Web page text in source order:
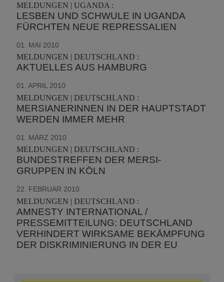
MELDUNGEN | UGANDA :
LESBEN UND SCHWULE IN UGANDA
FÜRCHTEN NEUE REPRESSALIEN
01. MAI 2010
MELDUNGEN | DEUTSCHLAND :
AKTUELLES AUS HAMBURG
01. APRIL 2010
MELDUNGEN | DEUTSCHLAND :
MERSIANERINNEN IN DER HAUPTSTADT
WERDEN IMMER MEHR
01. MÄRZ 2010
MELDUNGEN | DEUTSCHLAND :
BUNDESTREFFEN DER MERSI-
GRUPPEN IN KÖLN
22. FEBRUAR 2010
MELDUNGEN | DEUTSCHLAND :
AMNESTY INTERNATIONAL /
PRESSEMITTEILUNG: DEUTSCHLAND
VERHINDERT WIRKSAME BEKÄMPFUNG
DER DISKRIMINIERUNG IN DER EU